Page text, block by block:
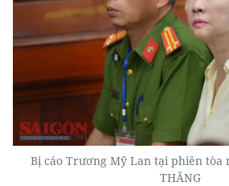
Bị cáo Trương Mỹ Lan tại phiên tòa
THĂNG